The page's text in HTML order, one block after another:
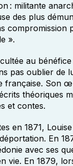
: militante
des plus
compromission
».
au
pas oublier de
française. Son
théoriques
et contes.
en 1871,
En
avec ses
vie. En 1879,